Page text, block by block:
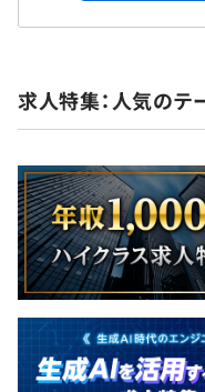
求人特集：人気のテ